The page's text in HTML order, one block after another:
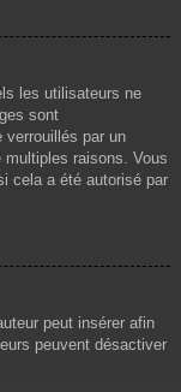
les utilisateurs ne
sont
verrouillés par un
multiples raisons. Vous
cela a été autorisé par
peut insérer afin
peuvent désactiver